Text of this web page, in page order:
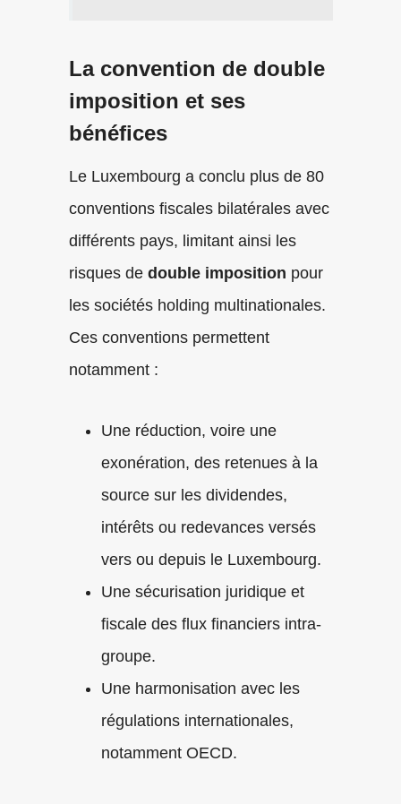
La convention de double
imposition et ses
bénéfices
Le Luxembourg a conclu plus de 80
conventions fiscales bilatérales avec
différents pays, limitant ainsi les
risques de double imposition pour
les sociétés holding multinationales.
Ces conventions permettent
notamment :
Une réduction, voire une
exonération, des retenues à la
source sur les dividendes,
intérêts ou redevances versés
vers ou depuis le Luxembourg.
Une sécurisation juridique et
fiscale des flux financiers intra-
groupe.
Une harmonisation avec les
régulations internationales,
notamment OECD.